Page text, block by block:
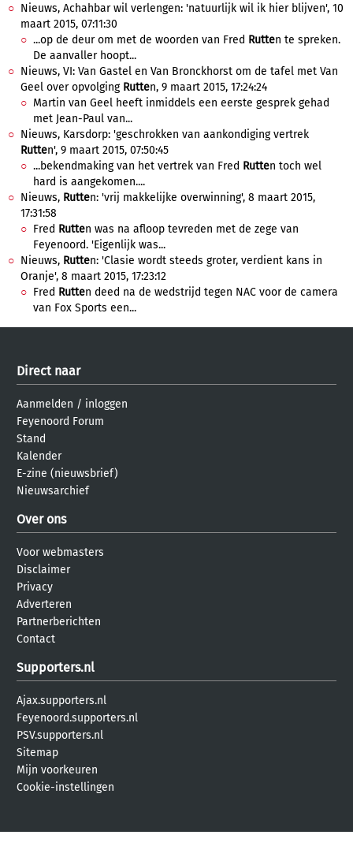
Nieuws, Achahbar wil verlengen: 'natuurlijk wil ik hier blijven', 10
maart 2015, 07:11:30
...op de deur om met de woorden van Fred Rutten te spreken.
De aanvaller hoopt...
Nieuws, VI: Van Gastel en Van Bronckhorst om de tafel met Van
Geel over opvolging Rutten, 9 maart 2015, 17:24:24
Martin van Geel heeft inmiddels een eerste gesprek gehad
met Jean-Paul van...
Nieuws, Karsdorp: 'geschrokken van aankondiging vertrek
Rutten', 9 maart 2015, 07:50:45
...bekendmaking van het vertrek van Fred Rutten toch wel
hard is aangekomen....
Nieuws, Rutten: 'vrij makkelijke overwinning', 8 maart 2015,
17:31:58
Fred Rutten was na afloop tevreden met de zege van
Feyenoord. 'Eigenlijk was...
Nieuws, Rutten: 'Clasie wordt steeds groter, verdient kans in
Oranje', 8 maart 2015, 17:23:12
Fred Rutten deed na de wedstrijd tegen NAC voor de camera
van Fox Sports een...
Direct naar
Aanmelden / inloggen
Feyenoord Forum
Stand
Kalender
E-zine (nieuwsbrief)
Nieuwsarchief
Over ons
Voor webmasters
Disclaimer
Privacy
Adverteren
Partnerberichten
Contact
Supporters.nl
Ajax.supporters.nl
Feyenoord.supporters.nl
PSV.supporters.nl
Sitemap
Mijn voorkeuren
Cookie-instellingen